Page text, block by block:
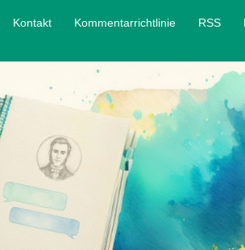
Kontakt Kommentarrichtlinie RSS